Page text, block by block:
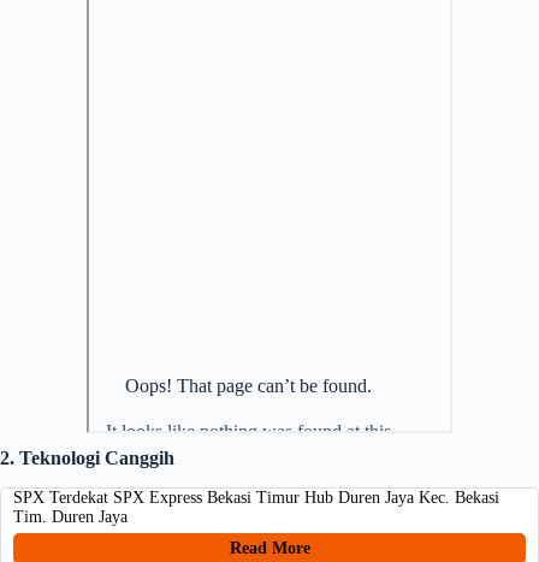
2. Teknologi Canggih
SPX Terdekat SPX Express Bekasi Timur Hub Duren Jaya Kec. Bekasi
Tim. Duren Jaya
Read More